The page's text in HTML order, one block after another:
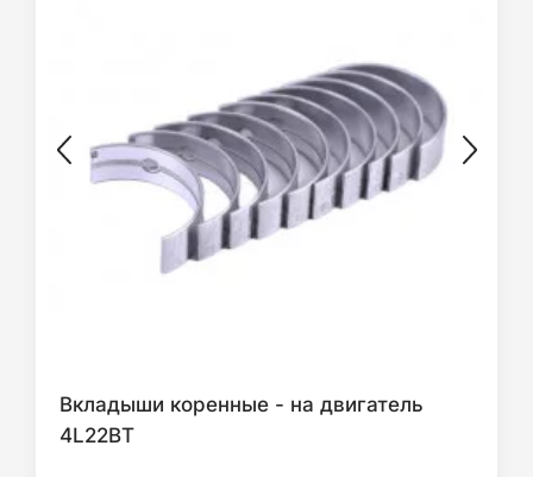
Вкладыши коренные - на двигатель
4L22BT